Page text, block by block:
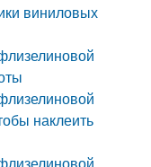
виниловых
наклеить